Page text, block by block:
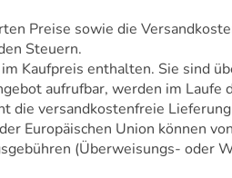
Preise sowie die
Steuern.
Kaufpreis enthalten. Sie sind
aufrufbar, werden im
die versandkostenfreie
Europäischen Union können
(Überweisungs- oder